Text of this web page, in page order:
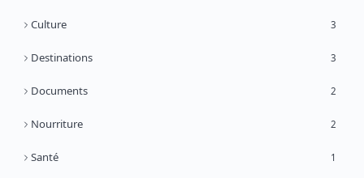
Culture 3
Destinations 3
Documents 2
Nourriture 2
Santé 1